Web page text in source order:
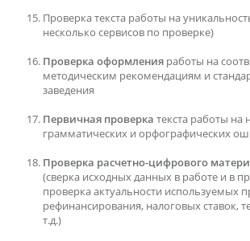
Проверка текста работы на
несколько сервисов по проверке)
Проверка оформления работы на
методическим рекомендациям и
заведения
Первичная проверка текста работы на
грамматических и орфографических
Проверка расчетно-цифрового
(сверка исходных данных в работе и в
проверка актуальности используемых
рефинансирования, налоговых ставок,
т.д.)